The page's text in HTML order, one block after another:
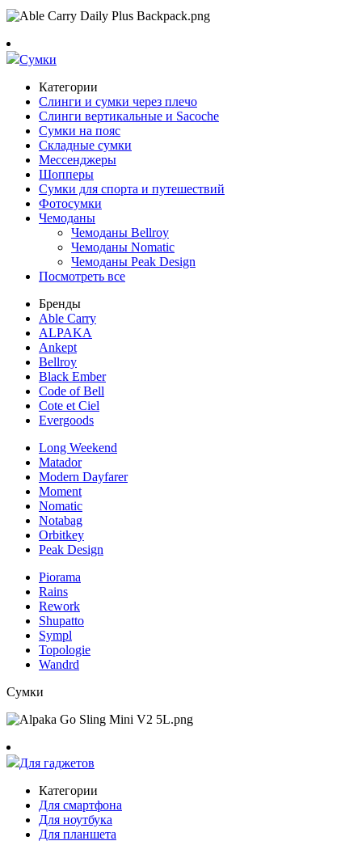
Сумки
Категории
Слинги и сумки через плечо
Слинги вертикальные и Sacoche
Сумки на пояс
Складные сумки
Мессенджеры
Шопперы
Сумки для спорта и путешествий
Фотосумки
Чемоданы
Чемоданы Bellroy
Чемоданы Nomatic
Чемоданы Peak Design
Посмотреть все
Бренды
Able Carry
ALPAKA
Ankept
Bellroy
Black Ember
Code of Bell
Cote et Ciel
Evergoods
Long Weekend
Matador
Modern Dayfarer
Moment
Nomatic
Notabag
Orbitkey
Peak Design
Piorama
Rains
Rework
Shupatto
Sympl
Topologie
Wandrd
Сумки
Для гаджетов
Категории
Для смартфона
Для ноутбука
Для планшета